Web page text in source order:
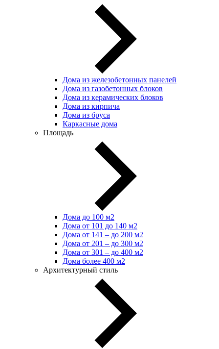
Дома из железобетонных панелей
Дома из газобетонных блоков
Дома из керамических блоков
Дома из кирпича
Дома из бруса
Каркасные дома
Площадь
Дома до 100 м2
Дома от 101 до 140 м2
Дома от 141 – до 200 м2
Дома от 201 – до 300 м2
Дома от 301 – до 400 м2
Дома более 400 м2
Архитектурный стиль